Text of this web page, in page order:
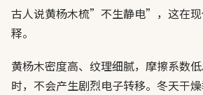
古人说黄杨木梳”不生静电”，这在
释。
黄杨木密度高、纹理细腻，摩擦系数
时，不会产生剧烈电子转移。冬天干